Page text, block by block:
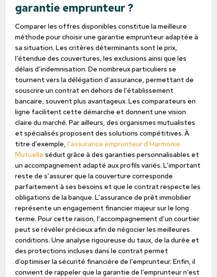
garantie emprunteur ?
Comparer les offres disponibles constitue la meilleure
méthode pour choisir une garantie emprunteur adaptée à
sa situation. Les critères déterminants sont le prix,
l’étendue des couvertures, les exclusions ainsi que les
délais d’indemnisation. De nombreux particuliers se
tournent vers la délégation d’assurance, permettant de
souscrire un contrat en dehors de l’établissement
bancaire, souvent plus avantageux. Les comparateurs en
ligne facilitent cette démarche et donnent une vision
claire du marché. Par ailleurs, des organismes mutualistes
et spécialisés proposent des solutions compétitives. À
titre d’exemple,l’assurance emprunteur d’Harmonie
Mutuelle séduit grâce à des garanties personnalisables et
un accompagnement adapté aux profils variés. L’important
reste de s’assurer que la couverture corresponde
parfaitement à ses besoins et que le contrat respecte les
obligations de la banque. L’assurance de prêt immobilier
représente un engagement financier majeur sur le long
terme. Pour cette raison, l’accompagnement d’un courtier
peut se révéler précieux afin de négocier les meilleures
conditions. Une analyse rigoureuse du taux, de la durée et
des protections incluses dans le contrat permet
d’optimiser la sécurité financière de l’emprunteur. Enfin, il
convient de rappeler que la garantie de l’emprunteur n’est